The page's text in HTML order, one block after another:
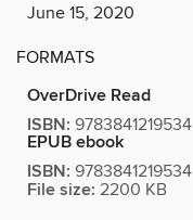
June 15, 2020
FORMATS
OverDrive Read
ISBN: 9783841219534
EPUB ebook
ISBN: 9783841219534
File size: 2200 KB